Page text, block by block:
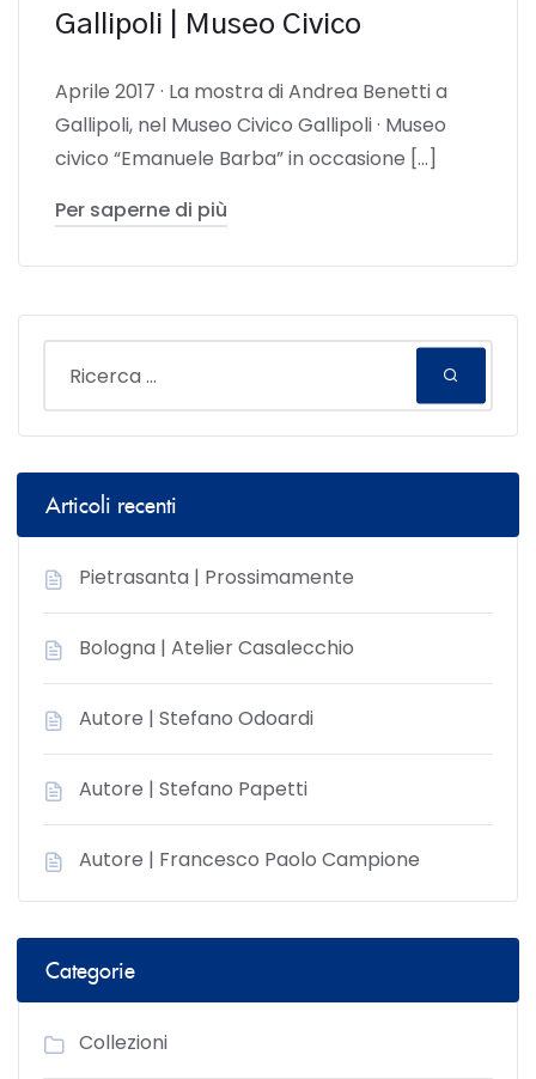
Gallipoli | Museo Civico
Aprile 2017 · La mostra di Andrea Benetti a
Gallipoli, nel Museo Civico Gallipoli · Museo
civico “Emanuele Barba” in occasione […]
Per saperne di più
Articoli recenti
Pietrasanta | Prossimamente
Bologna | Atelier Casalecchio
Autore | Stefano Odoardi
Autore | Stefano Papetti
Autore | Francesco Paolo Campione
Categorie
Collezioni